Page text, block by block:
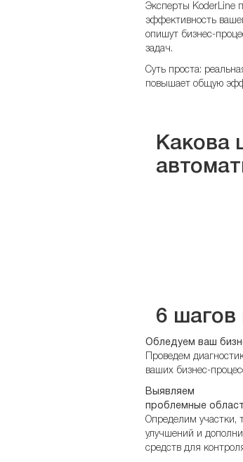
Эксперты KoderLine
эффективность
опишут бизнес-
задач.
Суть проста:
повышает общую
Какова
6 шагов
Обледуем ваш
Проведем
ваших бизнес-
Выявляем
проблемные
Определим участки,
улучшений и
средств для